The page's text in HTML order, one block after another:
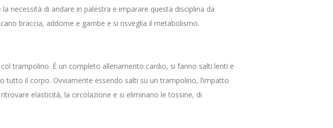
necessità di andare in palestra e imparare questa disciplina da
braccia, addome e gambe e si risveglia il metabolismo.
trampolino. È un completo allenamento cardio, si fanno salti lenti e
il corpo. Ovviamente essendo salti su un trampolino, l’impatto
elasticità, la circolazione e si eliminano le tossine, di